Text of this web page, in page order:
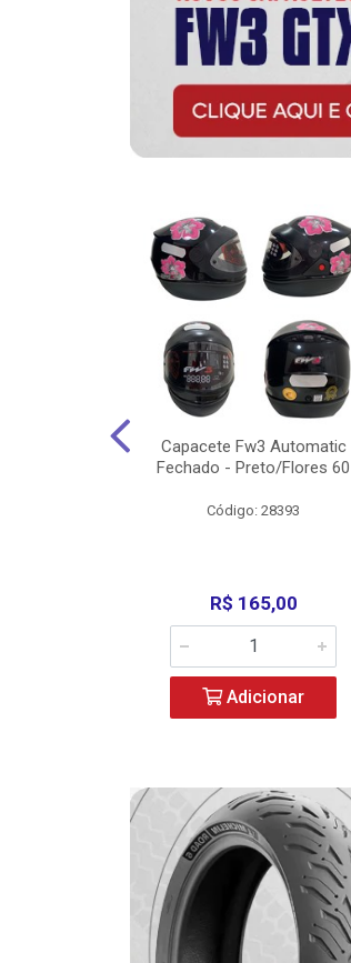
Capacete Fw3 Automatic
Fechado - Preto/Flores 60
Código: 28393
R$ 165,00
Adicionar